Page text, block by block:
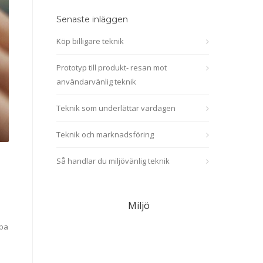
Senaste inläggen
Köp billigare teknik
Prototyp till produkt- resan mot
användarvänlig teknik
Teknik som underlättar vardagen
Teknik och marknadsföring
Så handlar du miljövänlig teknik
Miljö